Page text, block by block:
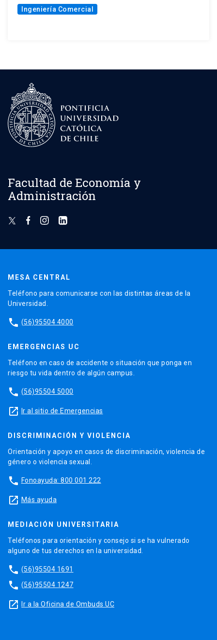
Ingeniería Comercial
Facultad de Economía y
Administración
MESA CENTRAL
Teléfono para comunicarse con las distintas áreas de la
Universidad.
phone (56)95504 4000
EMERGENCIAS UC
Teléfono en caso de accidente o situación que ponga en
riesgo tu vida dentro de algún campus.
phone (56)95504 5000
launch Ir al sitio de Emergencias
DISCRIMINACIÓN Y VIOLENCIA
Orientación y apoyo en casos de discriminación, violencia de
género o violencia sexual.
phone Fonoayuda: 800 001 222
launch Más ayuda
MEDIACIÓN UNIVERSITARIA
Teléfonos para orientación y consejo si se ha vulnerado
alguno de tus derechos en la universidad.
phone (56)95504 1691
phone (56)95504 1247
launch Ir a la Oficina de Ombuds UC